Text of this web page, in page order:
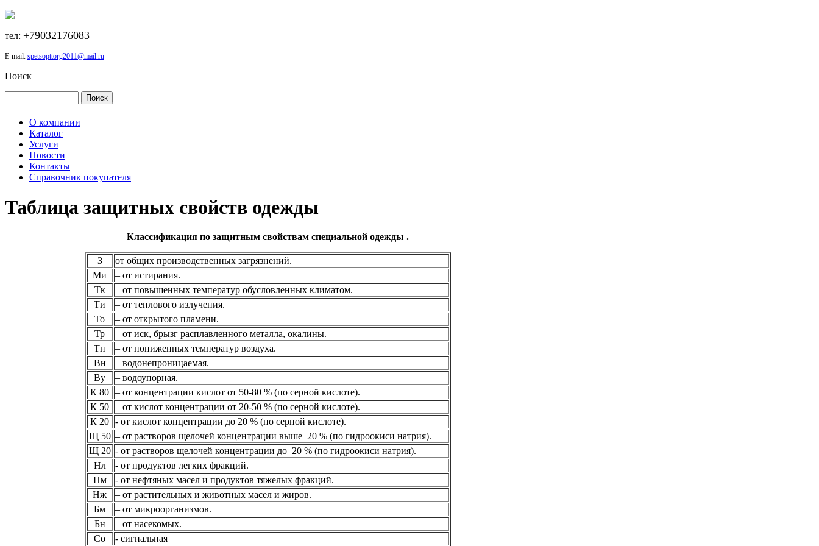
тел: +79032176083
E-mail: spetsopttorg2011@mail.ru
Поиск
О компании
Каталог
Услуги
Новости
Контакты
Справочник покупателя
Таблица защитных свойств одежды
Классификация по защитным свойствам специальной одежды .
З
от общих производственных загрязнений.
Ми
– от истирания.
Тк
– от повышенных температур обусловленных климатом.
Ти
– от теплового излучения.
То
– от открытого пламени.
Тр
– от иск, брызг расплавленного металла, окалины.
Тн
– от пониженных температур воздуха.
Вн
– водонепроницаемая.
Ву
– водоупорная.
К 80 – от концентрации кислот от 50-80 % (по серной кислоте).
К 50 – от кислот концентрации от 20-50 % (по серной кислоте).
К 20 - от кислот концентрации до 20 % (по серной кислоте).
Щ 50 – от растворов щелочей концентрации выше 20 % (по гидроокиси натрия).
Щ 20 - от растворов щелочей концентрации до 20 % (по гидроокиси натрия).
Нл
- от продуктов легких фракций.
Нм
- от нефтяных масел и продуктов тяжелых фракций.
Нж
– от растительных и животных масел и жиров.
Бм
– от микроорганизмов.
Бн
– от насекомых.
Со
- сигнальная